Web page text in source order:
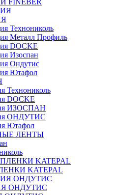
FINEBER
Технониколь
Металл Профиль
DOCKE
Изоспан
Ондутис
Ютафол
Технониколь
DOCKE
ИЗОСПАН
ОНДУТИС
Ютафол
ЛЕНТЫ
KATEPAL
ОНДУТИС
ОНДУТИС